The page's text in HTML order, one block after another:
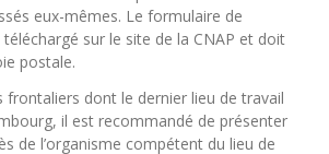
eux-mêmes. Le formulaire de
sur le site de la CNAP et doit
postale.
frontaliers dont le dernier lieu de travail
il est recommandé de présenter
de l’organisme compétent du lieu de